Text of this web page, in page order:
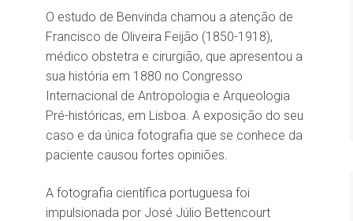
O estudo de Benvinda chamou a atenção de
Francisco de Oliveira Feijão (1850-1918),
médico obstetra e cirurgião, que apresentou a
sua história em 1880 no Congresso
Internacional de Antropologia e Arqueologia
Pré-históricas, em Lisboa. A exposição do seu
caso e da única fotografia que se conhece da
paciente causou fortes opiniões.
A fotografia científica portuguesa foi
impulsionada por José Júlio Bettencourt